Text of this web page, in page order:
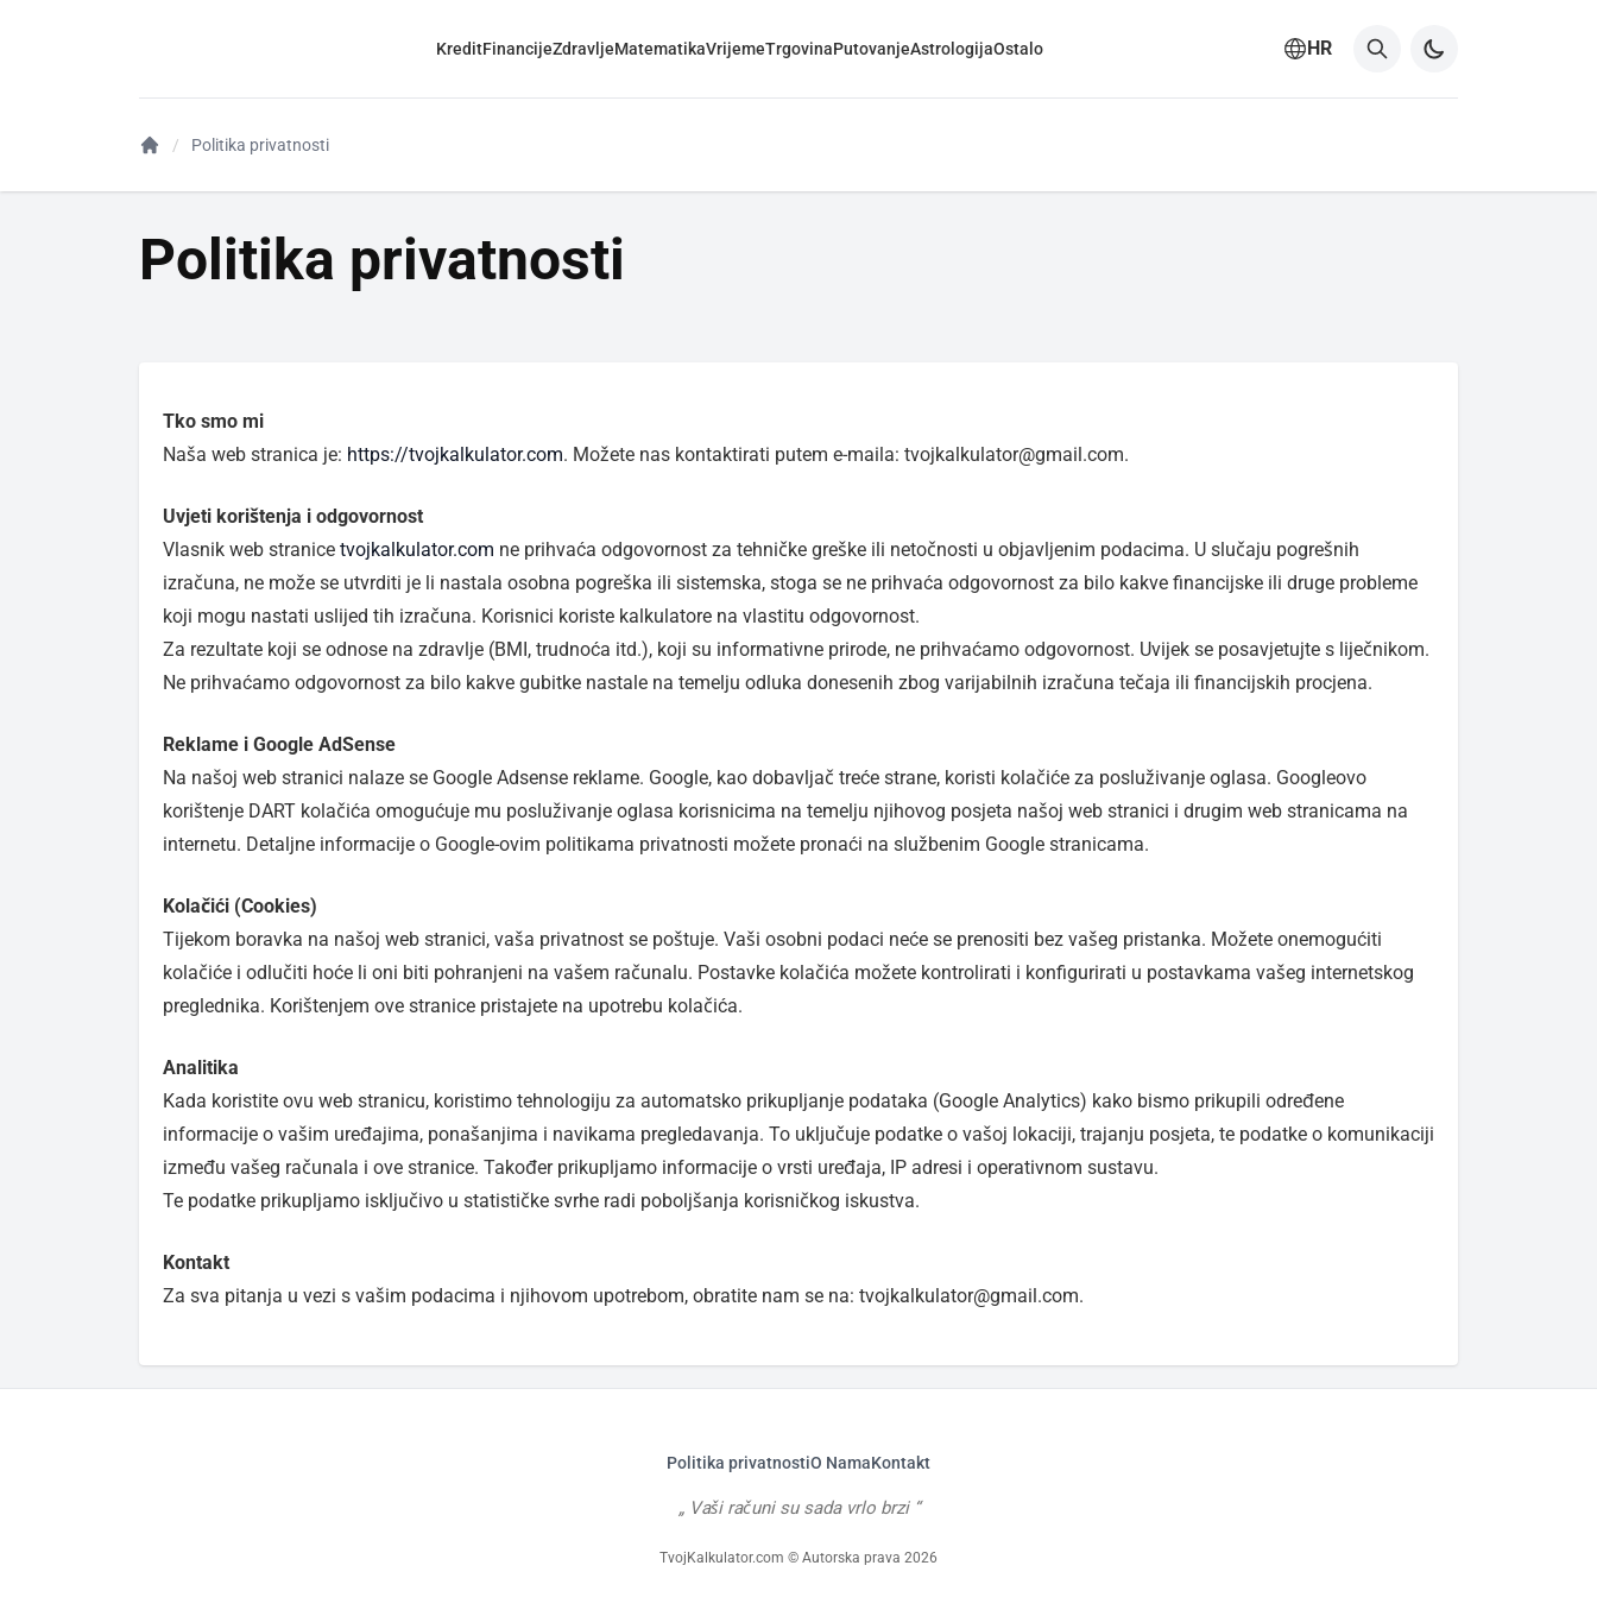
KreditFinancijeZdravljeMatematikaVrijemeTrgovinaPutovanjeAstrologijaOstalo HR
Politika privatnosti
Politika privatnosti
Tko smo mi
Naša web stranica je: https://tvojkalkulator.com. Možete nas kontaktirati putem e-maila: tvojkalkulator@gmail.com.
Uvjeti korištenja i odgovornost
Vlasnik web stranice tvojkalkulator.com ne prihvaća odgovornost za tehničke greške ili netočnosti u objavljenim podacima. U slučaju pogrešnih
izračuna, ne može se utvrditi je li nastala osobna pogreška ili sistemska, stoga se ne prihvaća odgovornost za bilo kakve financijske ili druge probleme
koji mogu nastati uslijed tih izračuna. Korisnici koriste kalkulatore na vlastitu odgovornost.
Za rezultate koji se odnose na zdravlje (BMI, trudnoća itd.), koji su informativne prirode, ne prihvaćamo odgovornost. Uvijek se posavjetujte s liječnikom.
Ne prihvaćamo odgovornost za bilo kakve gubitke nastale na temelju odluka donesenih zbog varijabilnih izračuna tečaja ili financijskih procjena.
Reklame i Google AdSense
Na našoj web stranici nalaze se Google Adsense reklame. Google, kao dobavljač treće strane, koristi kolačiće za posluživanje oglasa. Googleovo
korištenje DART kolačića omogućuje mu posluživanje oglasa korisnicima na temelju njihovog posjeta našoj web stranici i drugim web stranicama na
internetu. Detaljne informacije o Google-ovim politikama privatnosti možete pronaći na službenim Google stranicama.
Kolačići (Cookies)
Tijekom boravka na našoj web stranici, vaša privatnost se poštuje. Vaši osobni podaci neće se prenositi bez vašeg pristanka. Možete onemogućiti
kolačiće i odlučiti hoće li oni biti pohranjeni na vašem računalu. Postavke kolačića možete kontrolirati i konfigurirati u postavkama vašeg internetskog
preglednika. Korištenjem ove stranice pristajete na upotrebu kolačića.
Analitika
Kada koristite ovu web stranicu, koristimo tehnologiju za automatsko prikupljanje podataka (Google Analytics) kako bismo prikupili određene
informacije o vašim uređajima, ponašanjima i navikama pregledavanja. To uključuje podatke o vašoj lokaciji, trajanju posjeta, te podatke o komunikaciji
između vašeg računala i ove stranice. Također prikupljamo informacije o vrsti uređaja, IP adresi i operativnom sustavu.
Te podatke prikupljamo isključivo u statističke svrhe radi poboljšanja korisničkog iskustva.
Kontakt
Za sva pitanja u vezi s vašim podacima i njihovom upotrebom, obratite nam se na: tvojkalkulator@gmail.com.
Politika privatnostiO NamaKontakt
Vaši računi su sada vrlo brzi
TvojKalkulator.com © Autorska prava 2026